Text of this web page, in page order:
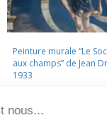
Peinture murale “Le
aux champs” de Jean
1933